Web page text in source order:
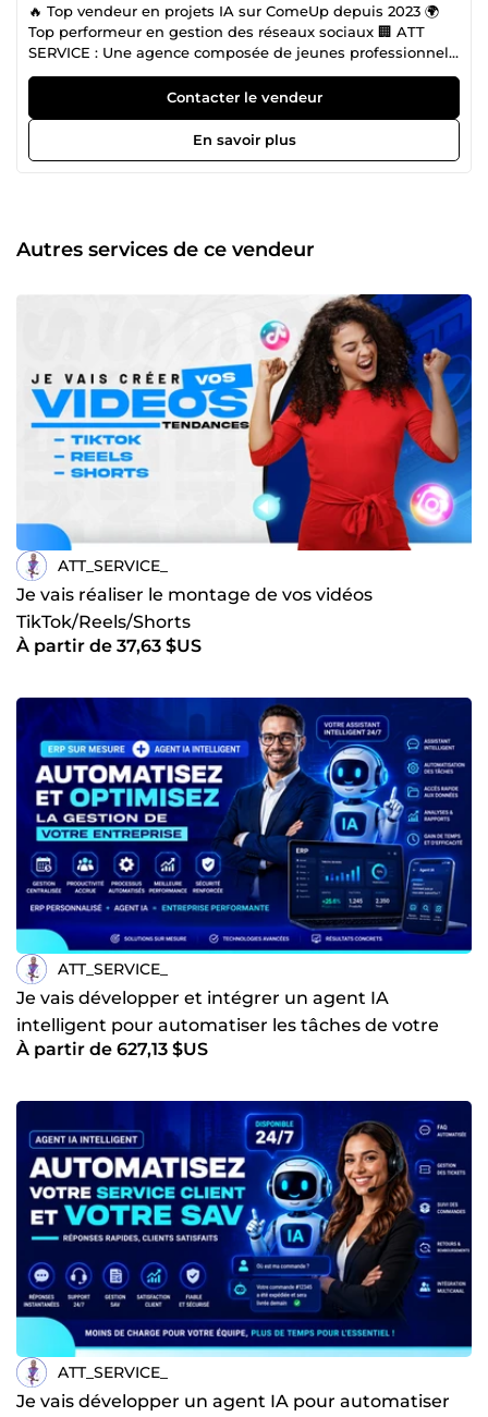
🔥 Top vendeur en projets IA sur ComeUp depuis 2023 🌍
Top performeur en gestion des réseaux sociaux 🏢 ATT
SERVICE : Une agence composée de jeunes professionnels
dynamiques et dévoués. Je suis spécialisé dans : 🤖
Intelligence artificielle : Gestion de tous types de projets IA,
y compris chatbots, algorithmes, machine learning, et IA
conversationnelle. 💻 Développement web : Création de
sites performants et réactifs. 📱 Création d’applications :
Stories, affiches, flyers, montage vidéo pour produits.
Depuis 2023 , je suis fier d’être le top vendeur sur ComeUp
de réseaux sociaux. Chez ATT SERVICE, nous mettons un
point d'honneur à l'innovation et à l'excellence 🚀,
garantissant des résultats concrets et de haute qualité ⭐.
Nous vous accompagnons dans tous vos projets, avec des
solutions efficaces et sur mesure.
Contacter le vendeur
En savoir plus
Autres services de ce vendeur
ATT_SERVICE_
Je vais réaliser le montage de vos vidéos
TikTok/Reels/Shorts
À partir de 37,63 $US
ATT_SERVICE_
Je vais développer et intégrer un agent IA
intelligent pour automatiser les tâches de votre
entreprise
À partir de 627,13 $US
ATT_SERVICE_
Je vais développer un agent IA pour automatiser